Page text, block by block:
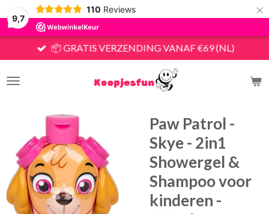
9,7
110 Reviews ×
📦 GRATIS VERZENDING VANAF €69 (NL)
Paw Patrol -
Skye - 2in1
Showergel &
Shampoo voor
kinderen -